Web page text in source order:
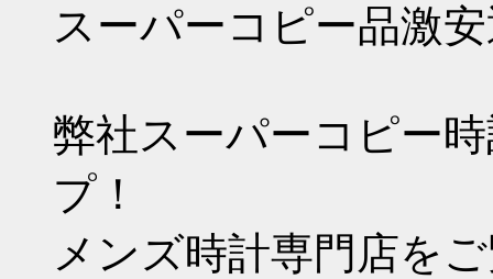
スーパーコピー品激
弊社スーパーコピー
プ！
メンズ時計専門店を